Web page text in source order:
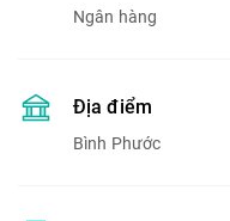
Ngân hàng
Địa điểm
Bình Phước